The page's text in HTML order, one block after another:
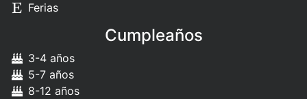
Ferias
Cumpleaños
3-4 años
5-7 años
8-12 años